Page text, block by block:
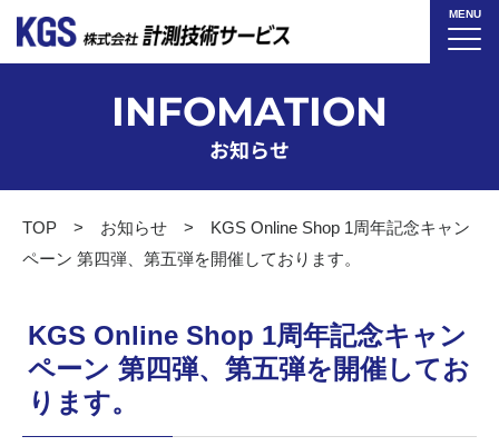
MENU
INFOMATION
お知らせ
TOP お知らせ
KGS Online Shop 1周年記念キャン
ペーン 第四弾、第五弾を開催しております。
KGS Online Shop 1周年記念キャン
ペーン 第四弾、第五弾を開催してお
ります。